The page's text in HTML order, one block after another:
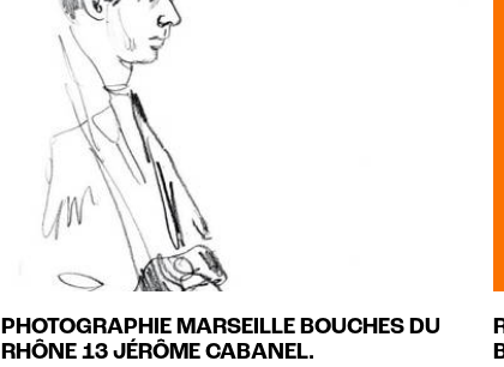
PHOTOGRAPHIE MARSEILLE BOUCHES DU
RHÔNE 13 JÉRÔME CABANEL.